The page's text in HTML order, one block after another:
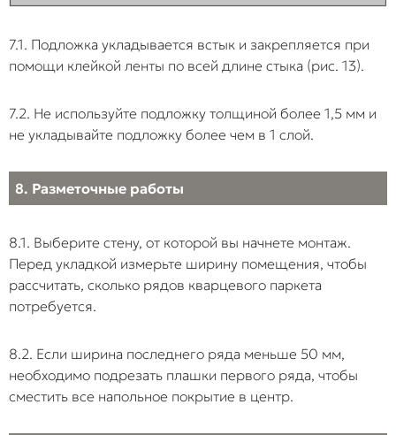
7.1. Подложка укладывается встык и закрепляется при
помощи клейкой ленты по всей длине стыка (рис. 13).
7.2. Не используйте подложку толщиной более 1,5 мм и
не укладывайте подложку более чем в 1 слой.
8. Разметочные работы
8.1. Выберите стену, от которой вы начнете монтаж.
Перед укладкой измерьте ширину помещения, чтобы
рассчитать, сколько рядов кварцевого паркета
потребуется.
8.2. Если ширина последнего ряда меньше 50 мм,
необходимо подрезать плашки первого ряда, чтобы
сместить все напольное покрытие в центр.